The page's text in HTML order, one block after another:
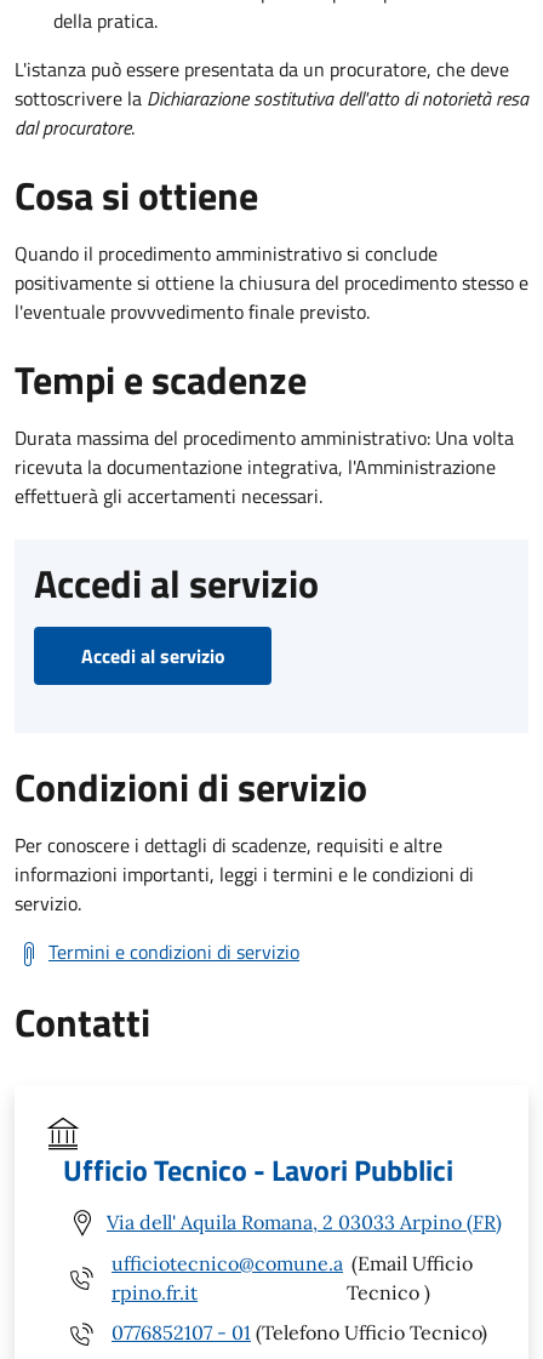
della pratica.
L'istanza può essere presentata da un procuratore, che deve
sottoscrivere la Dichiarazione sostitutiva dell'atto di notorietà resa
dal procuratore.
Cosa si ottiene
Quando il procedimento amministrativo si conclude
positivamente si ottiene la chiusura del procedimento stesso e
l'eventuale provvvedimento finale previsto.
Tempi e scadenze
Durata massima del procedimento amministrativo: Una volta
ricevuta la documentazione integrativa, l'Amministrazione
effettuerà gli accertamenti necessari.
Accedi al servizio
Accedi al servizio
Condizioni di servizio
Per conoscere i dettagli di scadenze, requisiti e altre
informazioni importanti, leggi i termini e le condizioni di
servizio.
Termini e condizioni di servizio
Contatti
Ufficio Tecnico - Lavori Pubblici
Via dell' Aquila Romana, 2 03033 Arpino (FR)
ufficiotecnico@comune.a
rpino.fr.it
(Email Ufficio
Tecnico )
0776852107 - 01 (Telefono Ufficio Tecnico)